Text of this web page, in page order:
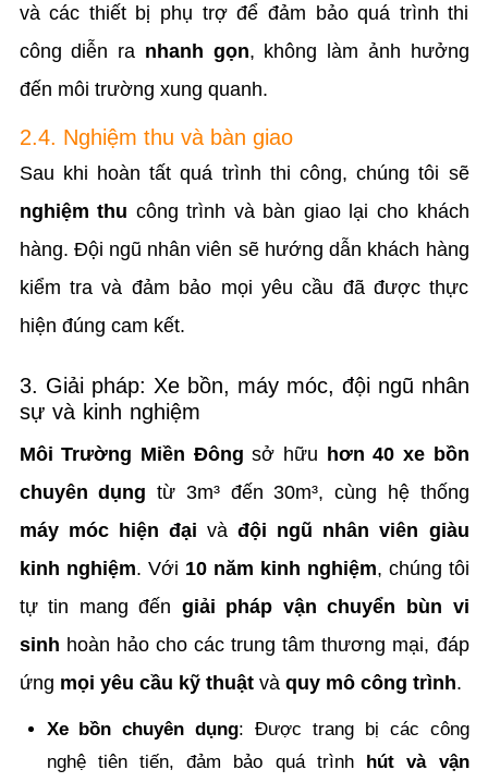
và các thiết bị phụ trợ để đảm bảo quá trình thi
công diễn ra nhanh gọn, không làm ảnh hưởng
đến môi trường xung quanh.
2.4. Nghiệm thu và bàn giao
Sau khi hoàn tất quá trình thi công, chúng tôi sẽ
nghiệm thu công trình và bàn giao lại cho khách
hàng. Đội ngũ nhân viên sẽ hướng dẫn khách hàng
kiểm tra và đảm bảo mọi yêu cầu đã được thực
hiện đúng cam kết.
3. Giải pháp: Xe bồn, máy móc, đội ngũ nhân
sự và kinh nghiệm
Môi Trường Miền Đông sở hữu hơn 40 xe bồn
chuyên dụng từ 3m³ đến 30m³, cùng hệ thống
máy móc hiện đại vàđội ngũ nhân viên giàu
kinh nghiệm. Với 10 năm kinh nghiệm, chúng tôi
tự tin mang đến giải pháp vận chuyển bùn vi
sinh hoàn hảo cho các trung tâm thương mại, đáp
ứng mọi yêu cầu kỹ thuậtvà quy mô công trình.
Xe bồn chuyên dụng: Được trang bị các công
nghệ tiên tiến, đảm bảo quá trình hút và vận